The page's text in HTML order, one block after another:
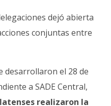
dejó abierta
conjuntas entre
desarrollaron el 28 de
a SADE Central,
realizaron la